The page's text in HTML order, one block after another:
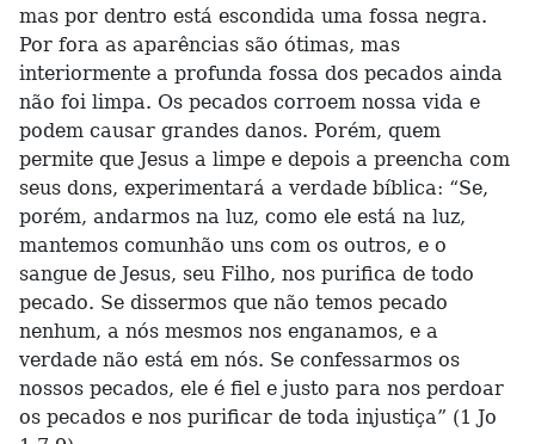
mas por dentro está escondida uma fossa negra.
Por fora as aparências são ótimas, mas
interiormente a profunda fossa dos pecados ainda
não foi limpa. Os pecados corroem nossa vida e
podem causar grandes danos. Porém, quem
permite que Jesus a limpe e depois a preencha com
seus dons, experimentará a verdade bíblica: “Se,
porém, andarmos na luz, como ele está na luz,
mantemos comunhão uns com os outros, e o
sangue de Jesus, seu Filho, nos purifica de todo
pecado. Se dissermos que não temos pecado
nenhum, a nós mesmos nos enganamos, e a
verdade não está em nós. Se confessarmos os
nossos pecados, ele é fiel e justo para nos perdoar
os pecados e nos purificar de toda injustiça” (1 Jo